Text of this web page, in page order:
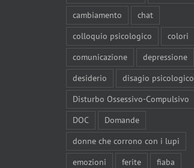
cambiamento
chat
colloquio psicologico
colori
comunicazione
depressione
desiderio
disagio psicologico
Disturbo Ossessivo-Compulsivo
DOC
Domande
donne che corrono con i lupi
emozioni
ferite
fiaba